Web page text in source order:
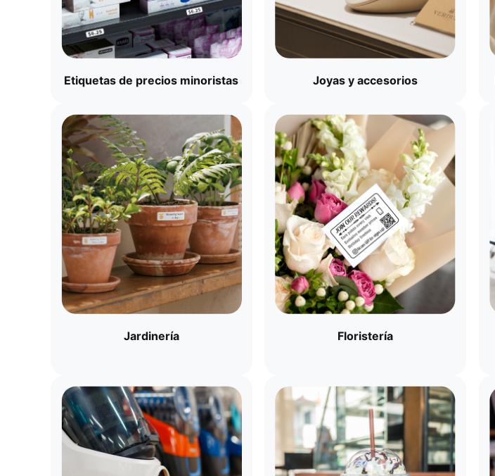
Etiquetas de precios minoristas​ Joyas y accesorios​
Jardinería​ Floristería